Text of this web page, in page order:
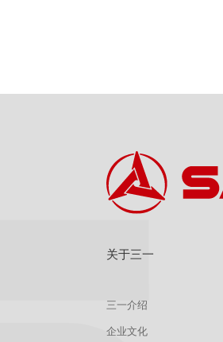
关于三一
三一介绍
企业文化